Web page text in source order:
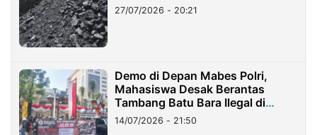
Stockpile
27/07/2026 - 20:21
Demo di Depan Mabes Polri,
Mahasiswa Desak Berantas
Tambang Batu Bara Ilegal di
Lampung
14/07/2026 - 21:50